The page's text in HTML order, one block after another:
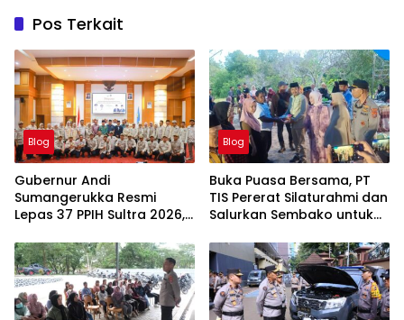
Pos Terkait
Blog
Gubernur Andi
Sumangerukka Resmi
Lepas 37 PPIH Sultra 2026,
Profesional dan Humanis
Blog
Buka Puasa Bersama, PT
TIS Pererat Silaturahmi dan
Salurkan Sembako untuk